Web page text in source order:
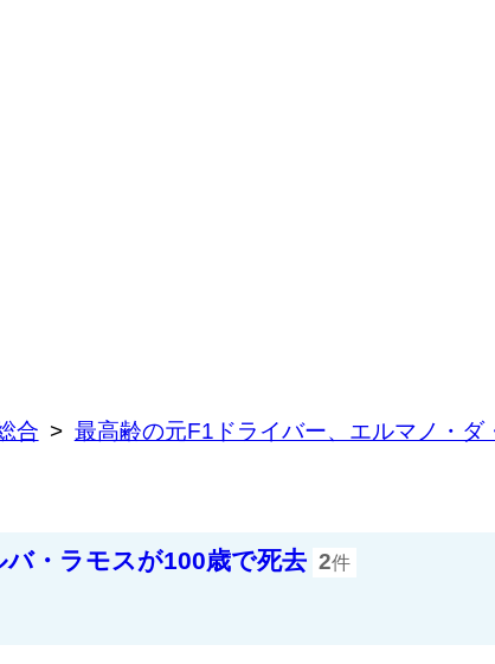
合 最高齢の元F1ドライバー、エルマノ・
・ラモスが100歳で死去 2件